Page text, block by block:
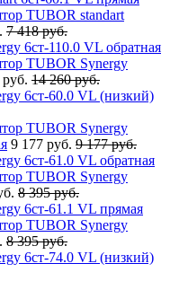
TUBOR standart
7 418 руб.
TUBOR Synergy
14 260 руб.
TUBOR Synergy
9 177 руб. 9 177 руб.
TUBOR Synergy
8 395 руб.
TUBOR Synergy
8 395 руб.